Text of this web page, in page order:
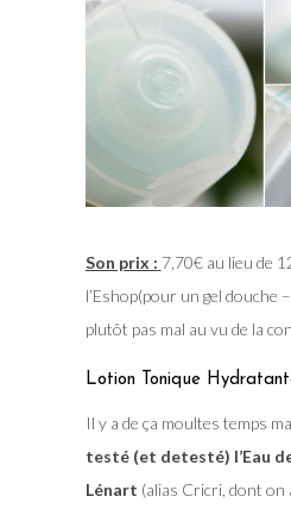
Son prix : 7,70€ au lieu de
l’Eshop(pour un gel douche
plutôt pas mal au vu de la
Lotion Tonique
Il y a de ça moultes temps
testé (et detesté) l’Eau
Lénart (alias Cricri, dont on